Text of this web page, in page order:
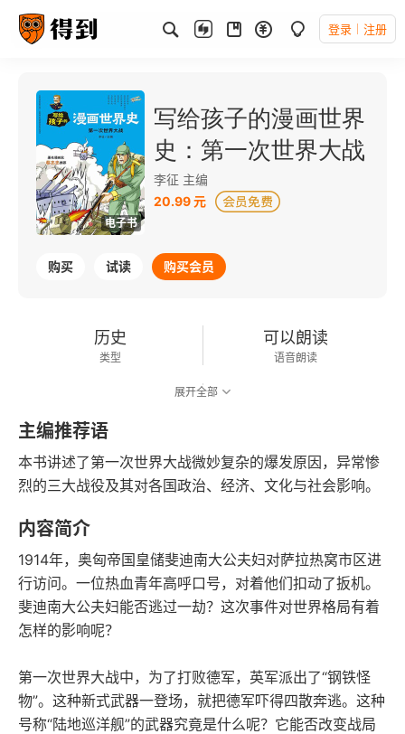
登录 注册
电子书
写给孩子的漫画世界
史：第一次世界大战
李征 主编
20.99 元
购买 试读 购买会员
历史
类型
可以朗读
语音朗读
展开全部
主编推荐语
本书讲述了第一次世界大战微妙复杂的爆发原因，异常惨
烈的三大战役及其对各国政治、经济、文化与社会影响。
内容简介
1914年，奥匈帝国皇储斐迪南大公夫妇对萨拉热窝市区进
行访问。一位热血青年高呼口号，对着他们扣动了扳机。
斐迪南大公夫妇能否逃过一劫？这次事件对世界格局有着
怎样的影响呢？
第一次世界大战中，为了打败德军，英军派出了“钢铁怪
物”。这种新式武器一登场，就把德军吓得四散奔逃。这种
号称“陆地巡洋舰”的武器究竟是什么呢？它能否改变战局